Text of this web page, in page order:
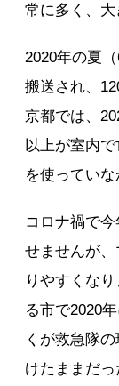
常に多く、大
2020年の夏
搬送され、
京都では、
以上が室内
を使っていな
コロナ禍で
せませんが
りやすくな
る市で2020
くが救急隊
けたままだっ